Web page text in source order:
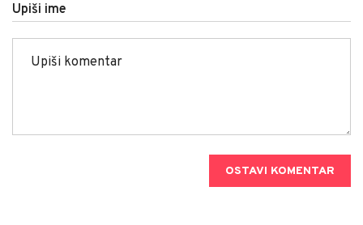
Upiši ime
OSTAVI KOMENTAR